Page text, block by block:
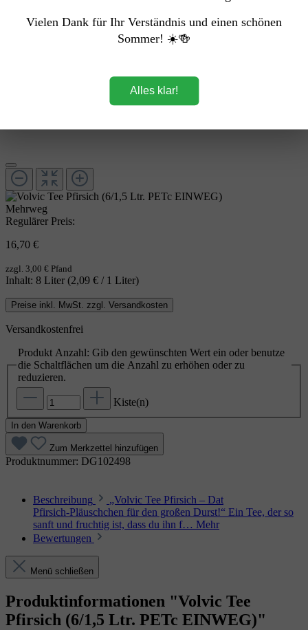
Mehrweg
Regulärer Preis:
16,70 €
zzgl. 3,00 € Pfand
Inhalt: 8 Liter (2,09 € / 1 Liter)
Preise inkl. MwSt. zzgl. Versandkosten
Versandkostenfrei
Produkt Anzahl: Gib den gewünschten Wert ein oder benutze
die Schaltflächen um die Anzahl zu erhöhen oder zu
reduzieren.
Kiste(n)
In den Warenkorb
Zum Merkzettel hinzufügen
Produktnummer: DG102498
Beschreibung
„Volvic Tee Pfirsich – Dat
Pfirsich‑Pläuschchen für den großen Durst!“ Ein Tee, der so
sanft und fruchtig ist, dass du ihn f… Mehr
Bewertungen
Menü schließen
Produktinformationen "Volvic Tee
Pfirsich (6/1,5 Ltr. PETc EINWEG)"
Vielen Dank für Ihr Verständnis und einen schönen
Sommer! ☀️🍻
Alles klar!